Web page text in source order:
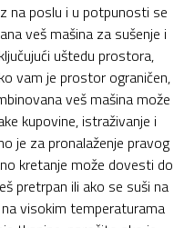
na poslu i u potpunosti se
veš mašina za sušenje i
uštedu prostora,
vam je prostor ograničen,
veš mašina može
kupovine, istraživanje i
je za pronalaženje pravog
kretanje može dovesti do
pretrpan ili ako se suši na
visokim temperaturama